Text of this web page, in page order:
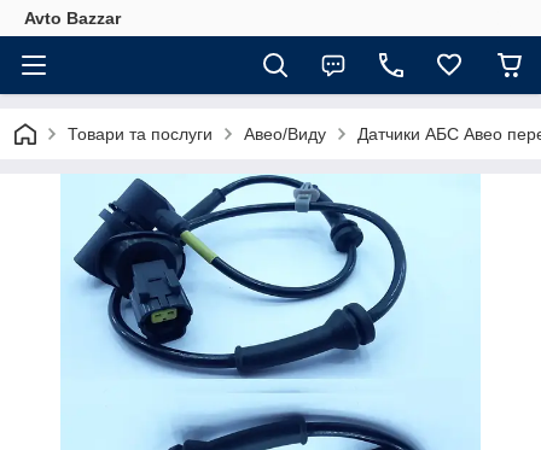
Avto Bazzar
Товари та послуги Авео/Виду Датчики АБС Авео